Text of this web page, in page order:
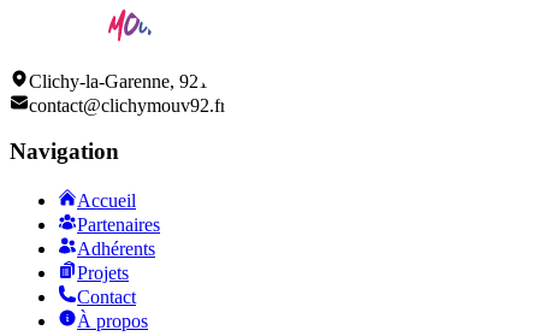
Clichy-la-Garenne, 92110
contact@clichymouv92.fr
Navigation
Accueil
Partenaires
Adhérents
Projets
Contact
À propos